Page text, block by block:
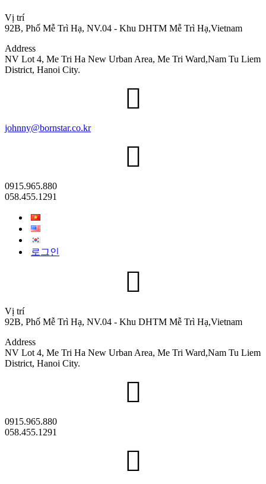
Vị trí
92B, Phố Mễ Trì Hạ, NV.04 - Khu DHTM Mễ Trì Hạ,Vietnam
Address
NV Lot 4, Me Tri Ha New Urban Area, Me Tri Ward,Nam Tu Liem
District, Hanoi City.
johnny@bornstar.co.kr
0915.965.880
058.455.1291
로그인
Vị trí
92B, Phố Mễ Trì Hạ, NV.04 - Khu DHTM Mễ Trì Hạ,Vietnam
Address
NV Lot 4, Me Tri Ha New Urban Area, Me Tri Ward,Nam Tu Liem
District, Hanoi City.
0915.965.880
058.455.1291